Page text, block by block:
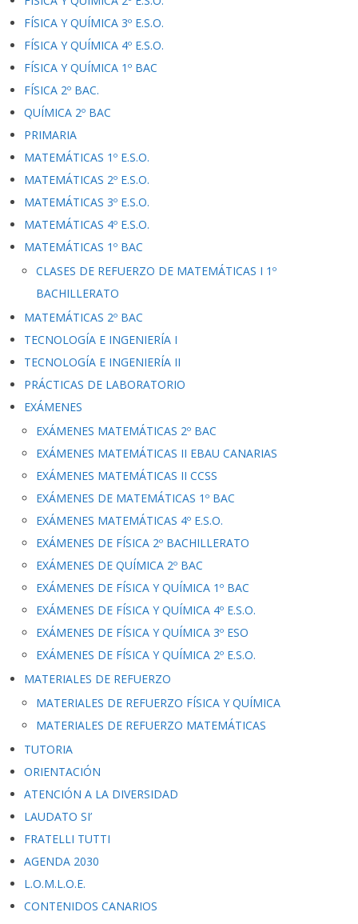
FÍSICA Y QUÍMICA 3º E.S.O.
FÍSICA Y QUÍMICA 4º E.S.O.
FÍSICA Y QUÍMICA 1º BAC
FÍSICA 2º BAC.
QUÍMICA 2º BAC
PRIMARIA
MATEMÁTICAS 1º E.S.O.
MATEMÁTICAS 2º E.S.O.
MATEMÁTICAS 3º E.S.O.
MATEMÁTICAS 4º E.S.O.
MATEMÁTICAS 1º BAC
CLASES DE REFUERZO DE MATEMÁTICAS I 1º
BACHILLERATO
MATEMÁTICAS 2º BAC
TECNOLOGÍA E INGENIERÍA I
TECNOLOGÍA E INGENIERÍA II
PRÁCTICAS DE LABORATORIO
EXÁMENES
EXÁMENES MATEMÁTICAS 2º BAC
EXÁMENES MATEMÁTICAS II EBAU CANARIAS
EXÁMENES MATEMÁTICAS II CCSS
EXÁMENES DE MATEMÁTICAS 1º BAC
EXÁMENES MATEMÁTICAS 4º E.S.O.
EXÁMENES DE FÍSICA 2º BACHILLERATO
EXÁMENES DE QUÍMICA 2º BAC
EXÁMENES DE FÍSICA Y QUÍMICA 1º BAC
EXÁMENES DE FÍSICA Y QUÍMICA 4º E.S.O.
EXÁMENES DE FÍSICA Y QUÍMICA 3º ESO
EXÁMENES DE FÍSICA Y QUÍMICA 2º E.S.O.
MATERIALES DE REFUERZO
MATERIALES DE REFUERZO FÍSICA Y QUÍMICA
MATERIALES DE REFUERZO MATEMÁTICAS
TUTORIA
ORIENTACIÓN
ATENCIÓN A LA DIVERSIDAD
LAUDATO SI’
FRATELLI TUTTI
AGENDA 2030
L.O.M.L.O.E.
CONTENIDOS CANARIOS